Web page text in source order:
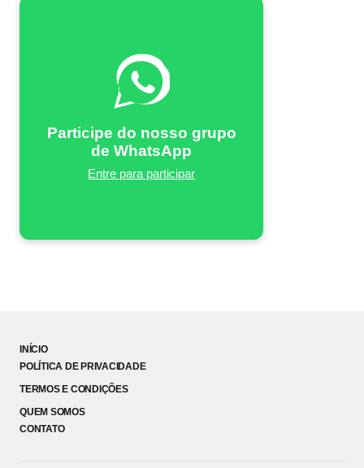
Participe do nosso grupo
de WhatsApp
Entre para participar
INÍCIO
POLÍTICA DE PRIVACIDADE
TERMOS E CONDIÇÕES
QUEM SOMOS
CONTATO